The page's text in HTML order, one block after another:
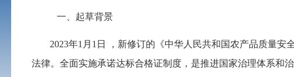
一、起草背景
2023年1月1日 ，新修订的《中华人民共和国农产品质量
法律。全面实施承诺达标合格证制度，是推进国家治理体系和